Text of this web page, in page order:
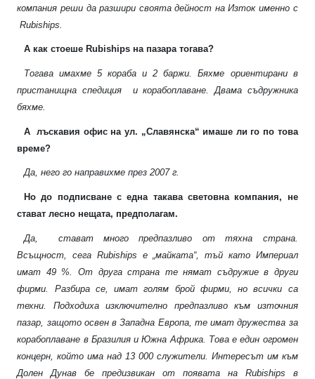
компания реши да разшири своята дейност на Изток именно с
Rubiships
А как стоеше Rubiships на пазара тогава?
Тогава имахме 5 кораба и 2 баржи. Бяхме ориентирани в
пристанищна спедиция
и корабоплаване. Двама съдружника
бяхме.
А
лъскавия офис на ул. „Славянска“ имаше ли го по това
време?
Да, него го направихме през 2007 г.
Но до подписване с една такава световна компания, не
стават лесно нещата, предполагам.
Да,
стават много предпазливо от тяхна страна.
Всъщност, сега Rubiships е „майката“, тъй като Империал
имат 49 %. От друга страна те нямат съдружие в други
фирми. Разбира се, имат голям брой фирми, но всички са
техни. Подходиха изключително предпазливо към източния
пазар, защото освен в Западна Европа, те имат дружества за
корабоплаване в Бразилия и Южна Африка. Това е един огромен
концерн, който има над 13 000 служители. Интересът им към
Долен Дунав бе предизвикан от появата на Rubiships в